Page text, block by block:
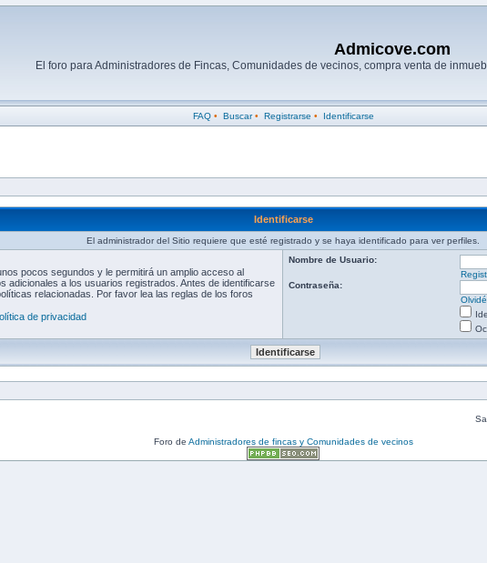
Admicove.com
El foro para Administradores de Fincas, Comunidades de vecinos, compra venta de
FAQ• Buscar• Registrarse • Identificarse
Identificarse
El administrador del Sitio requiere que esté registrado y se haya identificado para ver perfiles.
pocos segundos y le permitirá un amplio acceso al
adicionales a los usuarios registrados. Antes de identificarse
relacionadas. Por favor lea las reglas de los foros
de privacidad
Nombre de Usuario:
Contraseña:
Foro de Administradores de fincas y Comunidades de vecinos